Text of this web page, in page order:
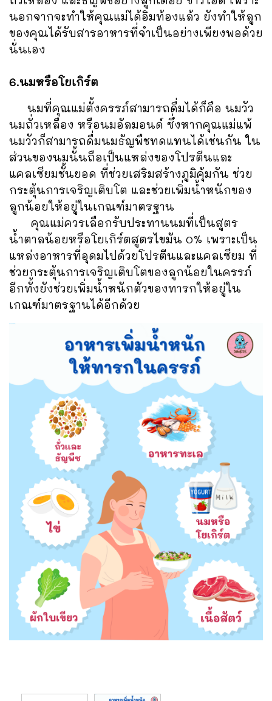
นอกจากจะทำให้คุณแม่ได้อิ่มท้องแล้ว ยังทำให้ลูก
ของคุณได้รับสารอาหารที่จำเป็นอย่างเพียงพอด้วย
นั่นเอง
6.นมหรือโยเกิร์ต
นมที่คุณแม่ตั้งครรภ์สามารถดื่มได้ก็คือ นมวัว
นมถั่วเหลือง หรือนมอัลมอนด์ ซึ่งหากคุณแม่แพ้
นมวัวก็สามารถดื่มนมธัญพืชทดแทนได้เช่นกัน ใน
ส่วนของนมนั้นถือเป็นแหล่งของโปรตีนและ
แคลเซียมชั้นยอด ที่ช่วยเสริมสร้างภูมิคุ้มกัน ช่วย
กระตุ้นการเจริญเติบโต และช่วยเพิ่มน้ำหนักของ
ลูกน้อยให้อยู่ในเกณฑ์มาตรฐาน
คุณแม่ควรเลือกรับประทานนมที่เป็นสูตร
น้ำตาลน้อยหรือโยเกิร์ตสูตรไขมัน 0% เพราะเป็น
แหล่งอาหารที่อุดมไปด้วยโปรตีนและแคลเซียม ที่
ช่วยกระตุ้นการเจริญเติบโตของลูกน้อยในครรภ์
อีกทั้งยังช่วยเพิ่มน้ำหนักตัวของทารกให้อยู่ใน
เกณฑ์มาตรฐานได้อีกด้วย